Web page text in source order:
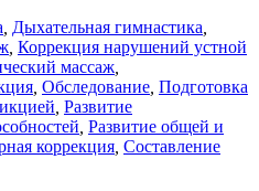
Дыхательная гимнастика
Коррекция нарушений устной
массаж
Обследование Подготовка
Развитие
Развитие общей и
коррекция Составление